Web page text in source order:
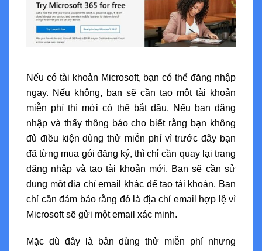
Nếu có tài khoản Microsoft, bạn có thể đăng nhập
ngay. Nếu không, bạn sẽ cần tạo một tài khoản
miễn phí thì mới có thể bắt đầu. Nếu bạn đăng
nhập và thấy thông báo cho biết rằng bạn không
đủ điều kiện dùng thử miễn phí vì trước đây bạn
đã từng mua gói đăng ký, thì chỉ cần quay lại trang
đăng nhập và tạo tài khoản mới. Bạn sẽ cần sử
dụng một địa chỉ email khác để tạo tài khoản. Bạn
chỉ cần đảm bảo rằng đó là địa chỉ email hợp lệ vì
Microsoft sẽ gửi một email xác minh.
Mặc dù đây là bản dùng thử miễn phí nhưng